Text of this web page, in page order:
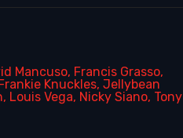
Mancuso, Francis Grasso,
Frankie Knuckles,Jellybean
, Louis Vega, Nicky Siano, Tony